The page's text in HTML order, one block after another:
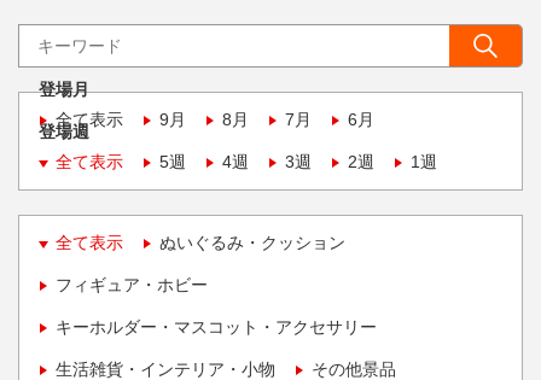
登場月
全て表示
9月 8月 7月 6月
登場週
全て表示
5週 4週 3週 2週 1週
全て表示 ぬいぐるみ・クッション
フィギュア・ホビー
キーホルダー・マスコット・アクセサリー
生活雑貨・インテリア・小物 その他景品